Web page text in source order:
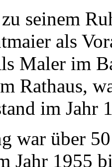
seinem
als
Maler im
Rathaus,
im Jahr
war über
Jahr 1955